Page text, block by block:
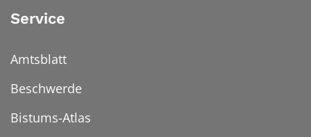
Service
Amtsblatt
Beschwerde
Bistums-Atlas